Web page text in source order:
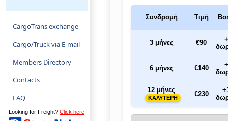
CargoTrans exchange
Cargo/Truck via E-mail
Members Directory
Contacts
FAQ
Looking for Freight? Click here
Συνδρομή Τιμή
3 μήνες €90
6 μήνες €140
12 μήνες
ΚΑΛΥΤΕΡΗ €230